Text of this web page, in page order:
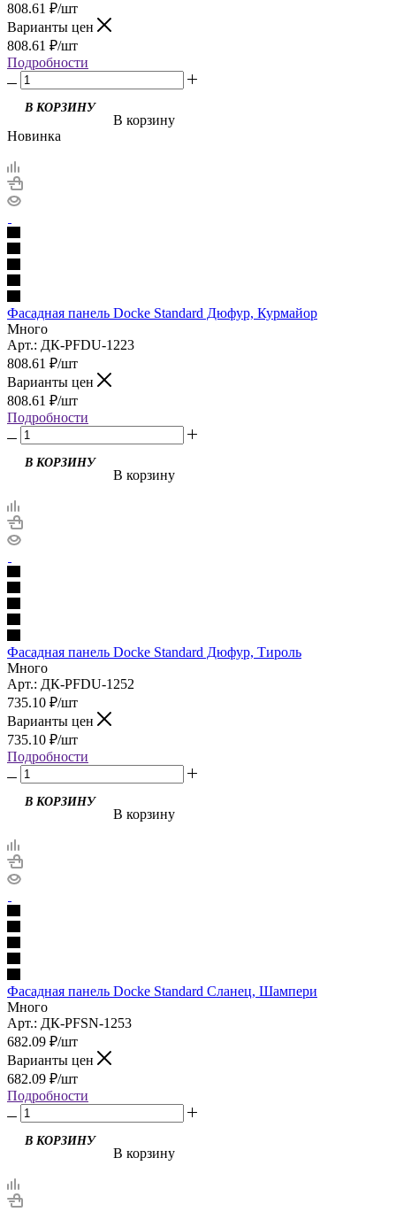
808.61 ₽/шт
Варианты цен
808.61 ₽/шт
Подробности
В корзину
Новинка
Фасадная панель Docke Standard Дюфур, Курмайор
Много
Арт.: ДК-PFDU-1223
808.61 ₽/шт
Варианты цен
808.61 ₽/шт
Подробности
В корзину
Фасадная панель Docke Standard Дюфур, Тироль
Много
Арт.: ДК-PFDU-1252
735.10 ₽/шт
Варианты цен
735.10 ₽/шт
Подробности
В корзину
Фасадная панель Docke Standard Сланец, Шампери
Много
Арт.: ДК-PFSN-1253
682.09 ₽/шт
Варианты цен
682.09 ₽/шт
Подробности
В корзину